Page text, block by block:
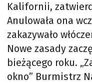
Kalifornii,
Anulowała ona
zakazywało
Nowe zasady
bieżącego roku.
okno” Burmistrz